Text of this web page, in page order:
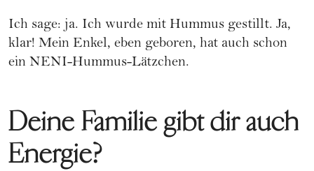
Ich sage: ja. Ich wurde mit Hummus gestillt. Ja,
klar! Mein Enkel, eben geboren, hat auch schon
ein NENI-Hummus-Lätzchen.
Deine Familie gibt dir auch
Energie?